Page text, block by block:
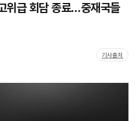
위급 회담 종료…중재국들
기사출처